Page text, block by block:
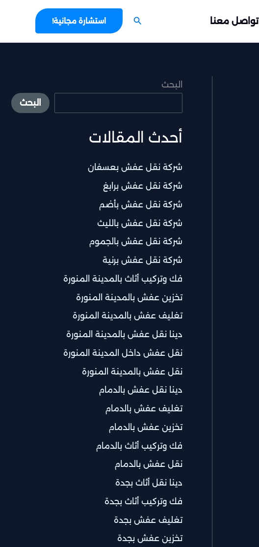
تواصل معنا البحث استشارة مجانية!
البحث
البحث
أحدث المقالات
شركة نقل عفش بعسفان
شركة نقل عفش برابغ
شركة نقل عفش بأضم
شركة نقل عفش بالليث
شركة نقل عفش بالجموم
شركة نقل عفش برنية
فك وتركيب أثاث بالمدينة المنورة
تخزين عفش بالمدينة المنورة
تغليف عفش بالمدينة المنورة
دينا نقل عفش بالمدينة المنورة
نقل عفش داخل المدينة المنورة
نقل عفش بالمدينة المنورة
دينا نقل عفش بالدمام
تغليف عفش بالدمام
تخزين عفش بالدمام
فك وتركيب أثاث بالدمام
نقل عفش بالدمام
دينا نقل أثاث بجدة
فك وتركيب أثاث بجدة
تغليف عفش بجدة
تخزين عفش بجدة